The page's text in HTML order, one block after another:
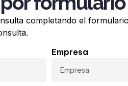
completando el
Empresa